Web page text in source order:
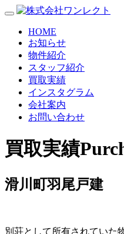
HOME
お知らせ
物件紹介
スタッフ紹介
買取実績
インスタグラム
会社案内
お問い合わせ
買取実績
滑川町羽尾戸建
別荘として所有されていた